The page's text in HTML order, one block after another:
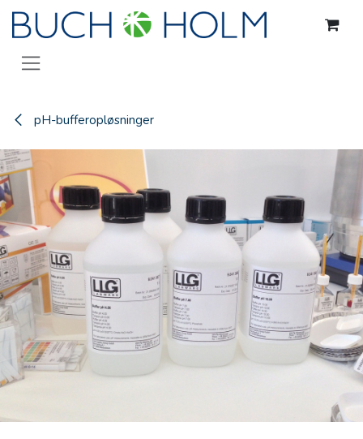
Gå til indhold
pH-bufferopløsninger